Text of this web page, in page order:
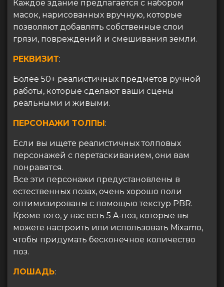
Каждое здание предлагается с набором
масок, нарисованных вручную, которые
позволяют добавлять собственные слои
грязи, повреждений и смешивания земли.
РЕКВИЗИТ:
Более 50+ реалистичных предметов ручной
работы, которые сделают ваши сцены
реальными и живыми.
ПЕРСОНАЖИ ТОЛПЫ:
Если вы ищете реалистичных толповых
персонажей с перетаскиванием, они вам
понравятся.
Все эти персонажи предустановлены в
естественных позах, очень хорошо поли
оптимизированы с помощью текстур PBR.
Кроме того, у нас есть 5 A-поз, которые вы
можете настроить или использовать Mixamo,
чтобы придумать бесконечное количество
поз.
ЛОШАДЬ: